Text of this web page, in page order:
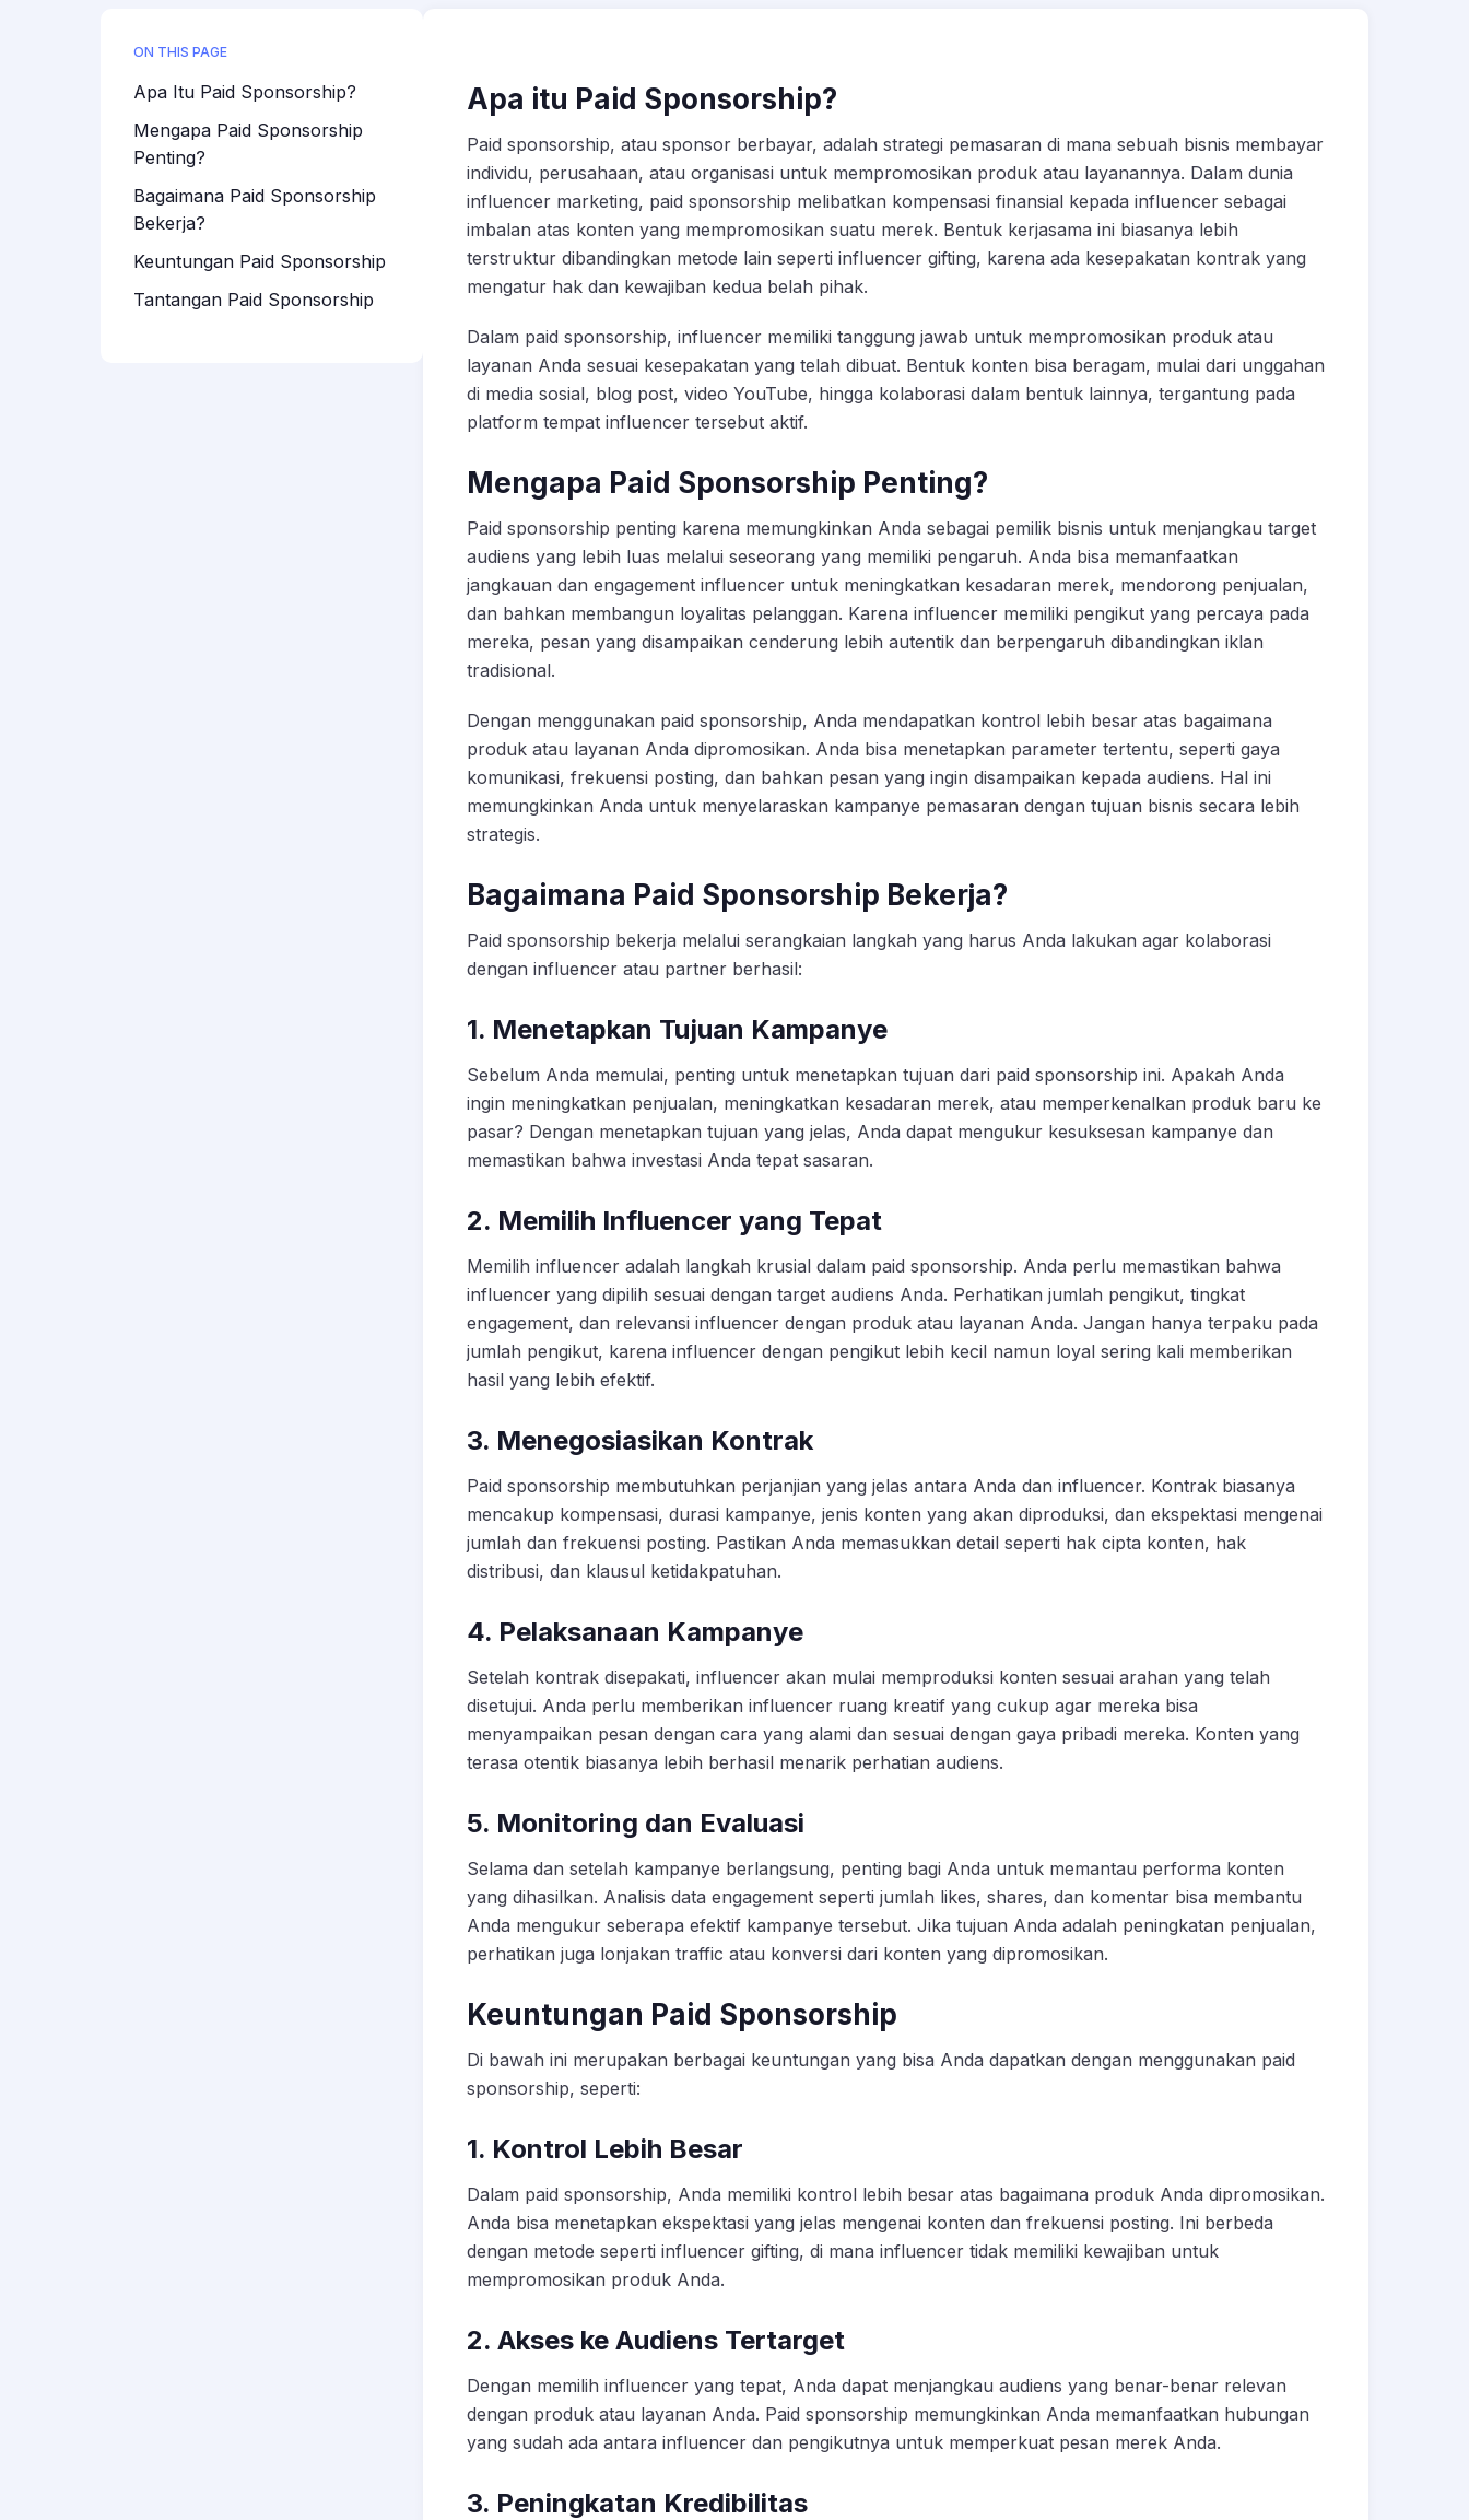
ON THIS PAGE
Apa Itu Paid Sponsorship?
Mengapa Paid Sponsorship
Penting?
Bagaimana Paid Sponsorship
Bekerja?
Keuntungan Paid Sponsorship
Tantangan Paid Sponsorship
Apa itu Paid Sponsorship?
Paid sponsorship, atau sponsor berbayar, adalah strategi pemasaran di mana sebuah bisnis membayar
individu, perusahaan, atau organisasi untuk mempromosikan produk atau layanannya. Dalam dunia
influencer marketing, paid sponsorship melibatkan kompensasi finansial kepada influencer sebagai
imbalan atas konten yang mempromosikan suatu merek. Bentuk kerjasama ini biasanya lebih
terstruktur dibandingkan metode lain seperti influencer gifting, karena ada kesepakatan kontrak yang
mengatur hak dan kewajiban kedua belah pihak.
Dalam paid sponsorship, influencer memiliki tanggung jawab untuk mempromosikan produk atau
layanan Anda sesuai kesepakatan yang telah dibuat. Bentuk konten bisa beragam, mulai dari unggahan
di media sosial, blog post, video YouTube, hingga kolaborasi dalam bentuk lainnya, tergantung pada
platform tempat influencer tersebut aktif.
Mengapa Paid Sponsorship Penting?
Paid sponsorship penting karena memungkinkan Anda sebagai pemilik bisnis untuk menjangkau target
audiens yang lebih luas melalui seseorang yang memiliki pengaruh. Anda bisa memanfaatkan
jangkauan dan engagement influencer untuk meningkatkan kesadaran merek, mendorong penjualan,
dan bahkan membangun loyalitas pelanggan. Karena influencer memiliki pengikut yang percaya pada
mereka, pesan yang disampaikan cenderung lebih autentik dan berpengaruh dibandingkan iklan
tradisional.
Dengan menggunakan paid sponsorship, Anda mendapatkan kontrol lebih besar atas bagaimana
produk atau layanan Anda dipromosikan. Anda bisa menetapkan parameter tertentu, seperti gaya
komunikasi, frekuensi posting, dan bahkan pesan yang ingin disampaikan kepada audiens. Hal ini
memungkinkan Anda untuk menyelaraskan kampanye pemasaran dengan tujuan bisnis secara lebih
strategis.
Bagaimana Paid Sponsorship Bekerja?
Paid sponsorship bekerja melalui serangkaian langkah yang harus Anda lakukan agar kolaborasi
dengan influencer atau partner berhasil:
1. Menetapkan Tujuan Kampanye
Sebelum Anda memulai, penting untuk menetapkan tujuan dari paid sponsorship ini. Apakah Anda
ingin meningkatkan penjualan, meningkatkan kesadaran merek, atau memperkenalkan produk baru ke
pasar? Dengan menetapkan tujuan yang jelas, Anda dapat mengukur kesuksesan kampanye dan
memastikan bahwa investasi Anda tepat sasaran.
2. Memilih Influencer yang Tepat
Memilih influencer adalah langkah krusial dalam paid sponsorship. Anda perlu memastikan bahwa
influencer yang dipilih sesuai dengan target audiens Anda. Perhatikan jumlah pengikut, tingkat
engagement, dan relevansi influencer dengan produk atau layanan Anda. Jangan hanya terpaku pada
jumlah pengikut, karena influencer dengan pengikut lebih kecil namun loyal sering kali memberikan
hasil yang lebih efektif.
3. Menegosiasikan Kontrak
Paid sponsorship membutuhkan perjanjian yang jelas antara Anda dan influencer. Kontrak biasanya
mencakup kompensasi, durasi kampanye, jenis konten yang akan diproduksi, dan ekspektasi mengenai
jumlah dan frekuensi posting. Pastikan Anda memasukkan detail seperti hak cipta konten, hak
distribusi, dan klausul ketidakpatuhan.
4. Pelaksanaan Kampanye
Setelah kontrak disepakati, influencer akan mulai memproduksi konten sesuai arahan yang telah
disetujui. Anda perlu memberikan influencer ruang kreatif yang cukup agar mereka bisa
menyampaikan pesan dengan cara yang alami dan sesuai dengan gaya pribadi mereka. Konten yang
terasa otentik biasanya lebih berhasil menarik perhatian audiens.
5. Monitoring dan Evaluasi
Selama dan setelah kampanye berlangsung, penting bagi Anda untuk memantau performa konten
yang dihasilkan. Analisis data engagement seperti jumlah likes, shares, dan komentar bisa membantu
Anda mengukur seberapa efektif kampanye tersebut. Jika tujuan Anda adalah peningkatan penjualan,
perhatikan juga lonjakan traffic atau konversi dari konten yang dipromosikan.
Keuntungan Paid Sponsorship
Di bawah ini merupakan berbagai keuntungan yang bisa Anda dapatkan dengan menggunakan paid
sponsorship, seperti:
1. Kontrol Lebih Besar
Dalam paid sponsorship, Anda memiliki kontrol lebih besar atas bagaimana produk Anda dipromosikan.
Anda bisa menetapkan ekspektasi yang jelas mengenai konten dan frekuensi posting. Ini berbeda
dengan metode seperti influencer gifting, di mana influencer tidak memiliki kewajiban untuk
mempromosikan produk Anda.
2. Akses ke Audiens Tertarget
Dengan memilih influencer yang tepat, Anda dapat menjangkau audiens yang benar-benar relevan
dengan produk atau layanan Anda. Paid sponsorship memungkinkan Anda memanfaatkan hubungan
yang sudah ada antara influencer dan pengikutnya untuk memperkuat pesan merek Anda.
3. Peningkatan Kredibilitas